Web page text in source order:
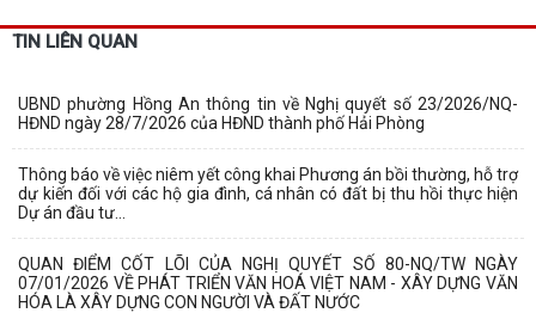
TIN LIÊN QUAN
UBND phường Hồng An thông tin về Nghị quyết số 23/2026/NQ-
HĐND ngày 28/7/2026 của HĐND thành phố Hải Phòng
Thông báo về việc niêm yết công khai Phương án bồi thường, hỗ trợ
dự kiến đối với các hộ gia đình, cá nhân có đất bị thu hồi thực hiện
Dự án đầu tư...
QUAN ĐIỂM CỐT LÕI CỦA NGHỊ QUYẾT SỐ 80-NQ/TW NGÀY
07/01/2026 VỀ PHÁT TRIỂN VĂN HOÁ VIỆT NAM - XÂY DỰNG VĂN
HÓA LÀ XÂY DỰNG CON NGƯỜI VÀ ĐẤT NƯỚC